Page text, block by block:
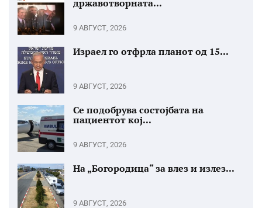
државотворната...
9 АВГУСТ, 2026
Израел го отфрла планот од 15...
9 АВГУСТ, 2026
Се подобрува состојбата на
пациентот кој...
9 АВГУСТ, 2026
На „Богородица“ за влез и излез...
9 АВГУСТ, 2026